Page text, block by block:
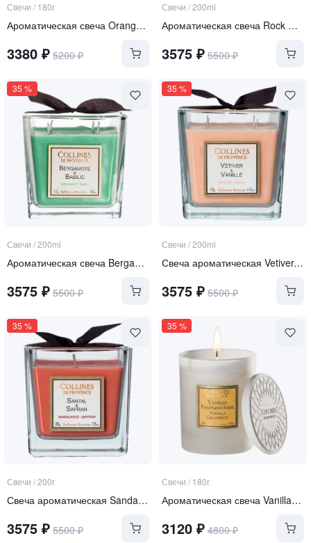
Свечи / 180г
Ароматическая свеча Orange Blossom
3380 ₽ 5200₽
Свечи /200ml
Ароматическая свеча Rock Rose-Juniper
3575₽ 5500₽
35 %
Свечи /200ml
Ароматическая свеча Bergamot Basil
3575 ₽ 5500₽
35 %
Свечи /200ml
Свеча ароматическая Vetiver-Vanilla
3575₽ 5500₽
35 %
Свечи /200г
Свеча ароматическая Sandalwood-saffron
3575 ₽ 5500₽
35 %
Свечи / 180г
Ароматическая свеча Vanilla-Grapefruit
3120₽ 4800₽